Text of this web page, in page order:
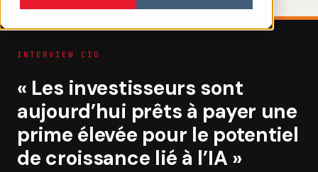
INTERVIEW CIO
« Les investisseurs sont
aujourd’hui prêts à payer une
prime élevée pour le potentiel
de croissance lié à l’IA »